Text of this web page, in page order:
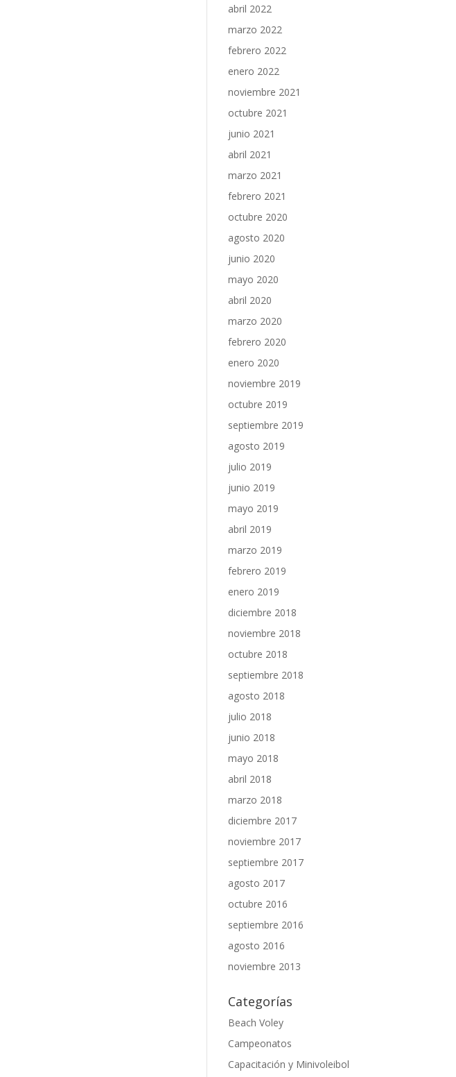
abril 2022
marzo 2022
febrero 2022
enero 2022
noviembre 2021
octubre 2021
junio 2021
abril 2021
marzo 2021
febrero 2021
octubre 2020
agosto 2020
junio 2020
mayo 2020
abril 2020
marzo 2020
febrero 2020
enero 2020
noviembre 2019
octubre 2019
septiembre 2019
agosto 2019
julio 2019
junio 2019
mayo 2019
abril 2019
marzo 2019
febrero 2019
enero 2019
diciembre 2018
noviembre 2018
octubre 2018
septiembre 2018
agosto 2018
julio 2018
junio 2018
mayo 2018
abril 2018
marzo 2018
diciembre 2017
noviembre 2017
septiembre 2017
agosto 2017
octubre 2016
septiembre 2016
agosto 2016
noviembre 2013
Categorías
Beach Voley
Campeonatos
Capacitación y Minivoleibol